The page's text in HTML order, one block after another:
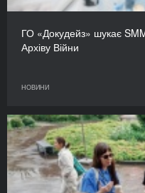
ГО «Докудейз» шукає
Архіву Війни
НОВИНИ